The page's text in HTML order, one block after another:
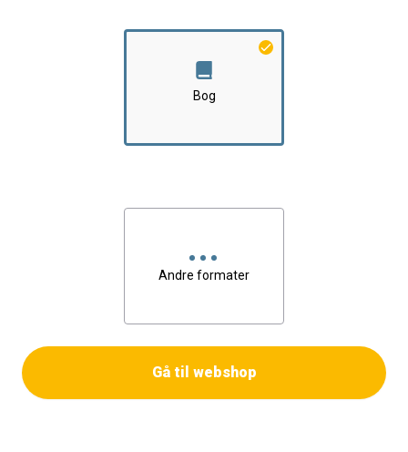
løsningsforslag der refererer til Annette Lorentsens
øvrige udgivelser om tysk grammatik på Aalborg
Bogen er en del af tilbuddetKøb 3 Bøger - Betal For 2
Bog
Andre formater
Gå til webshop